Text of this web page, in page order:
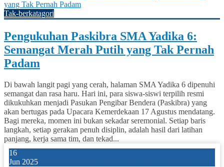
Tak-berkatagori
Pengukuhan Paskibra SMA Yadika 6:
Semangat Merah Putih yang Tak Pernah
Padam
Di bawah langit pagi yang cerah, halaman SMA Yadika 6 dipenuhi
semangat dan rasa haru. Hari ini, para siswa-siswi terpilih resmi
dikukuhkan menjadi Pasukan Pengibar Bendera (Paskibra) yang
akan bertugas pada Upacara Kemerdekaan 17 Agustus mendatang.
Bagi mereka, momen ini bukan sekadar seremonial. Setiap baris
langkah, setiap gerakan penuh disiplin, adalah hasil dari latihan
panjang, kerja sama tim, dan tekad...
16
Jun 2025